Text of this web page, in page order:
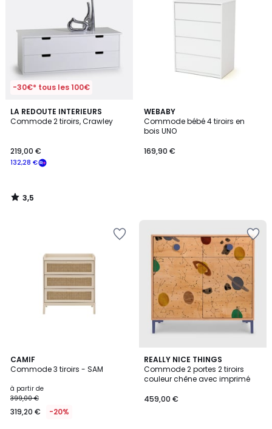
-30€* tous les 100€
LA REDOUTE INTERIEURS
Commode 2 tiroirs, Crawley
132,28 €
219,00 €
3,5
/ 5
3,5
/
WEBABY
Commode bébé 4 tiroirs en
bois UNO
169,90 €
CAMIF
Commode 3 tiroirs - SAM
à partir de
399,00 €
319,20 € -20%
5
/
3
Couleurs
REALLY NICE THINGS
Commode 2 portes 2 tiroirs
couleur chêne avec imprimé
459,00 €
2
Couleurs